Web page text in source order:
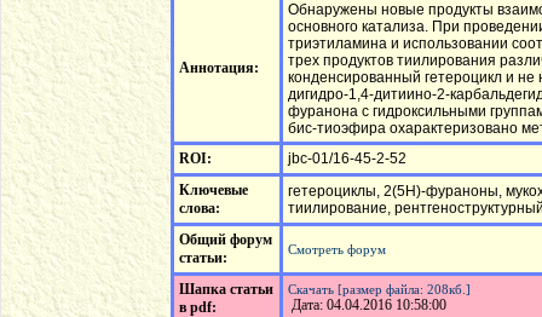
Аннотация:
Обнаружены новые продукты
основного катализа. При
триэтиламина и использовании
трех продуктов тиилирования
конденсированный гетероцикл и
дигидро-1,4-дитиино-2-
фуранона с гидроксильными
бис-тиоэфира охарактеризовано
ROI:
jbc-01/16-45-2-52
Ключевые
слова:
гетероциклы, 2(5Н)-фураноны,
тиилирование,
Общий форум
статьи:
Смотреть форум
Шапка статьи
в pdf:
Скачать [размер файла: 208кб.]
Дата: 04.04.2016 10:58:00